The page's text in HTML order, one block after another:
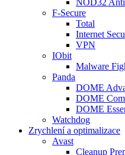
NOD32
F-Secure
Total
Internet
VPN
IObit
Malware
Panda
DOME
DOME
DOME
Watchdog
Zrychlení a optimalizace
Avast
Cleanup